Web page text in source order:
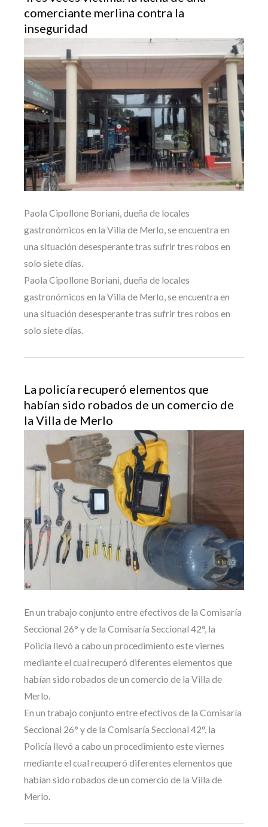
comerciante merlina contra la
inseguridad
Paola Cipollone Boriani, dueña de locales
gastronómicos en la Villa de Merlo, se encuentra en
una situación desesperante tras sufrir tres robos en
solo siete días.
Paola Cipollone Boriani, dueña de locales
gastronómicos en la Villa de Merlo, se encuentra en
una situación desesperante tras sufrir tres robos en
solo siete días.
La policía recuperó elementos que
habían sido robados de un comercio de
la Villa de Merlo
En un trabajo conjunto entre efectivos de la Comisaría
Seccional 26° y de la Comisaría Seccional 42°, la
Policía llevó a cabo un procedimiento este viernes
mediante el cual recuperó diferentes elementos que
habían sido robados de un comercio de la Villa de
Merlo.
En un trabajo conjunto entre efectivos de la Comisaría
Seccional 26° y de la Comisaría Seccional 42°, la
Policía llevó a cabo un procedimiento este viernes
mediante el cual recuperó diferentes elementos que
habían sido robados de un comercio de la Villa de
Merlo.